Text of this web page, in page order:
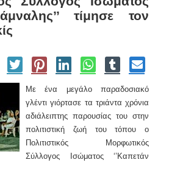
τίμησε τον
Με ένα μεγάλο παραδοσιακό
γλέντι γιόρτασε τα τριάντα χρόνια
αδιάλειπτης παρουσίας του στην
πολιτιστική ζωή του τόπου ο
Πολιτιστικός Μορφωτικός
Σύλλογος Ισώματος ‘’Καπετάν